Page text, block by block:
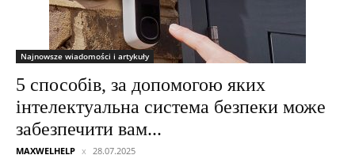
Najnowsze wiadomości i artykuły
5 способів, за допомогою яких
інтелектуальна система безпеки може
забезпечити вам...
MAXWELHELP 28.07.2025